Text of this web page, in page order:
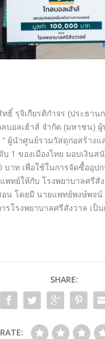
ธิ์ รุจิเกียรติกำจร (ประธาน
บอลเฮ้าส์ จำกัด (มหาชน) ผู้
ผู้นำศูนย์รวมวัสดุก่อสร้างแ
1 ของเมืองไทย มอบเงิน
บาท เพื่อใช้ในการจัดซื้ออุป
พทย์ให้กับ โรงพยาบาลศรีสั
อน โดยมี นายแพทย์พงษ์พจน์
รโรงพยาบาลศรีสังวาล เป็
SHARE:
RATE: